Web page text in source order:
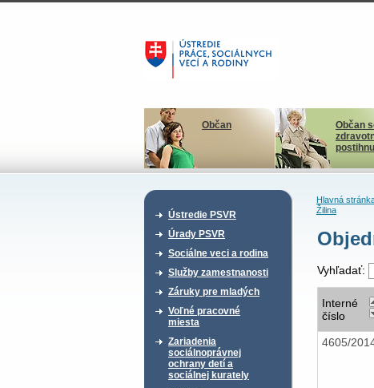
Občan
Občan
Ústredie PSVR
Úrady PSVR
Sociálne veci a rodina
Služby zamestnanosti
Záruky pre mladých
Voľné pracovné
miesta
Zariadenia
sociálnoprávnej
ochrany detí a
sociálnej kurately
Hlavná
Žilina
Vyhľadať:
Interné
číslo
4605/